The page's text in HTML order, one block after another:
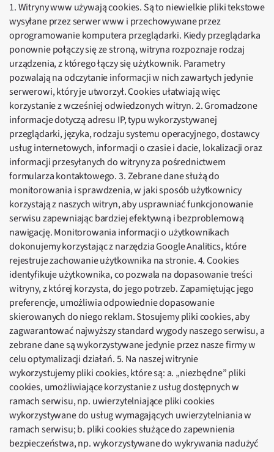
1. Witryny www używają cookies. Są to niewielkie pliki tekstowe
wysyłane przez serwer www i przechowywane przez
oprogramowanie komputera przeglądarki. Kiedy przeglądarka
ponownie połączy się ze stroną, witryna rozpoznaje rodzaj
urządzenia, z którego łączy się użytkownik. Parametry
pozwalają na odczytanie informacji w nich zawartych jedynie
serwerowi, który je utworzył. Cookies ułatwiają więc
korzystanie z wcześniej odwiedzonych witryn. 2. Gromadzone
informacje dotyczą adresu IP, typu wykorzystywanej
przeglądarki, języka, rodzaju systemu operacyjnego, dostawcy
usług internetowych, informacji o czasie i dacie, lokalizacji oraz
informacji przesyłanych do witryny za pośrednictwem
formularza kontaktowego. 3. Zebrane dane służą do
monitorowania i sprawdzenia, w jaki sposób użytkownicy
korzystają z naszych witryn, aby usprawniać funkcjonowanie
serwisu zapewniając bardziej efektywną i bezproblemową
nawigację. Monitorowania informacji o użytkownikach
dokonujemy korzystając z narzędzia Google Analitics, które
rejestruje zachowanie użytkownika na stronie. 4. Cookies
identyfikuje użytkownika, co pozwala na dopasowanie treści
witryny, z której korzysta, do jego potrzeb. Zapamiętując jego
preferencje, umożliwia odpowiednie dopasowanie
skierowanych do niego reklam. Stosujemy pliki cookies, aby
zagwarantować najwyższy standard wygody naszego serwisu, a
zebrane dane są wykorzystywane jedynie przez nasze firmy w
celu optymalizacji działań. 5. Na naszej witrynie
wykorzystujemy pliki cookies, które są: a. „niezbędne” pliki
cookies, umożliwiające korzystanie z usług dostępnych w
ramach serwisu, np. uwierzytelniające pliki cookies
wykorzystywane do usług wymagających uwierzytelniania w
ramach serwisu; b. pliki cookies służące do zapewnienia
bezpieczeństwa, np. wykorzystywane do wykrywania nadużyć